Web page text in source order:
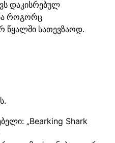
დაკისრებულ
როგორც
წყალში სათევზაოდ.
„Bearking Shark